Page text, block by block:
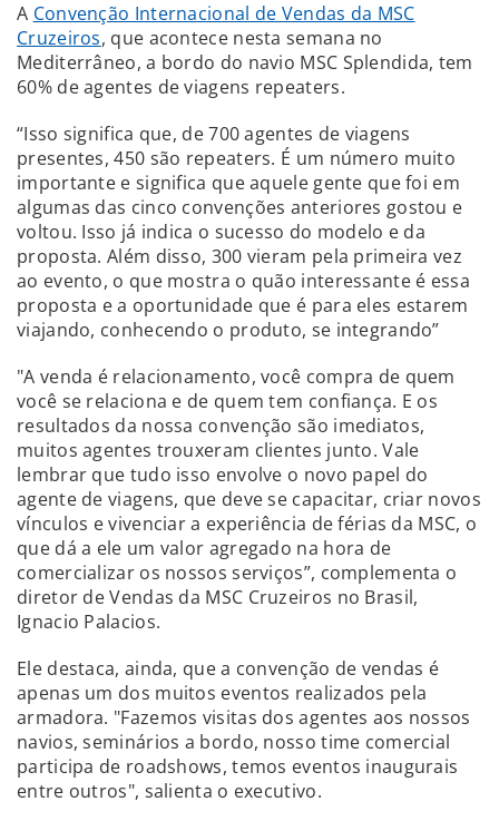
A Convenção Internacional de Vendas da MSC
Cruzeiros, que acontece nesta semana no
Mediterrâneo, a bordo do navio MSC Splendida, tem
60% de agentes de viagens repeaters.
“Isso significa que, de 700 agentes de viagens
presentes, 450 são repeaters. É um número muito
importante e significa que aquele gente que foi em
algumas das cinco convenções anteriores gostou e
voltou. Isso já indica o sucesso do modelo e da
proposta. Além disso, 300 vieram pela primeira vez
ao evento, o que mostra o quão interessante é essa
proposta e a oportunidade que é para eles estarem
viajando, conhecendo o produto, se integrando”
"A venda é relacionamento, você compra de quem
você se relaciona e de quem tem confiança. E os
resultados da nossa convenção são imediatos,
muitos agentes trouxeram clientes junto. Vale
lembrar que tudo isso envolve o novo papel do
agente de viagens, que deve se capacitar, criar novos
vínculos e vivenciar a experiência de férias da MSC, o
que dá a ele um valor agregado na hora de
comercializar os nossos serviços”, complementa o
diretor de Vendas da MSC Cruzeiros no Brasil,
Ignacio Palacios.
Ele destaca, ainda, que a convenção de vendas é
apenas um dos muitos eventos realizados pela
armadora. "Fazemos visitas dos agentes aos nossos
navios, seminários a bordo, nosso time comercial
participa de roadshows, temos eventos inaugurais
entre outros", salienta o executivo.